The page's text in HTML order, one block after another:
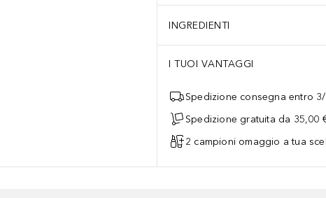
INGREDIENTI
I TUOI VANTAGGI
Spedizione consegna entro
Spedizione gratuita da 35,00
2 campioni omaggio a tua